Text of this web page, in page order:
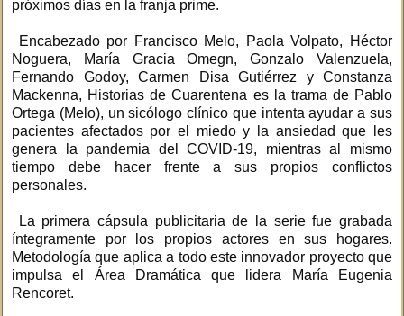
próximos días en la franja prime.
Encabezado por Francisco Melo, Paola Volpato, Héctor
Noguera, María Gracia Omegn, Gonzalo Valenzuela,
Fernando Godoy, Carmen Disa Gutiérrez y Constanza
Mackenna, Historias de Cuarentena es la trama de Pablo
Ortega (Melo), un sicólogo clínico que intenta ayudar a sus
pacientes afectados por el miedo y la ansiedad que les
genera la pandemia del COVID-19, mientras al mismo
tiempo debe hacer frente a sus propios conflictos
personales.
La primera cápsula publicitaria de la serie fue grabada
íntegramente por los propios actores en sus hogares.
Metodología que aplica a todo este innovador proyecto que
impulsa el Área Dramática que lidera María Eugenia
Rencoret.